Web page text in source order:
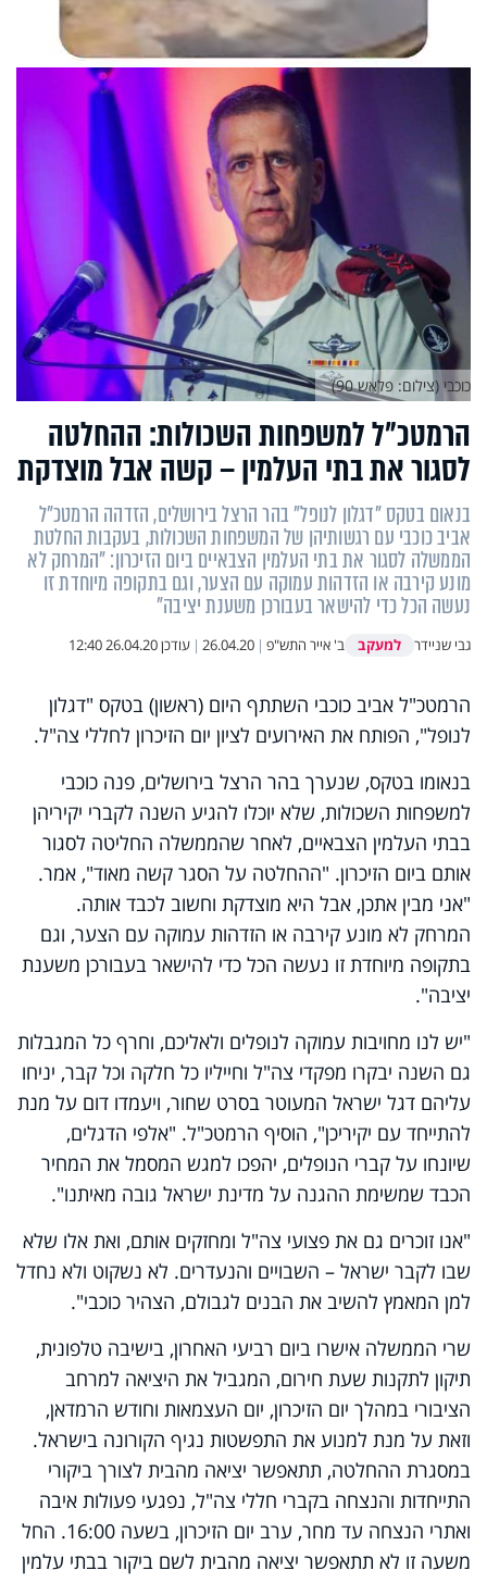
‏הרמטכ"ל למשפחות השכולות: ההחלטה
לסגור את בתי העלמין – קשה אבל מוצדקת
בנאום בטקס "דגלון לנופל" בהר הרצל בירושלים, הזדהה הרמטכ"ל
אביב כוכבי עם רגשותיהן של המשפחות השכולות, בעקבות החלטת
הממשלה לסגור את בתי העלמין הצבאיים ביום הזיכרון: "המרחק לא
מונע קירבה או הזדהות עמוקה עם הצער, וגם בתקופה מיוחדת זו
נעשה הכל כדי להישאר בעבורכן משענת יציבה"
גבי שניידר למעקב ב' אייר התש"פ |
26.04.20
| עודכן26.04.20 12:40
כוכבי (צילום: פלאש 90)
‏הרמטכ"ל אביב כוכבי השתתף היום (ראשון) בטקס "דגלון
לנופל", הפותח את האירועים לציון יום הזיכרון לחללי צה"ל.
בנאומו בטקס, שנערך בהר הרצל בירושלים, פנה כוכבי
למשפחות השכולות, שלא יוכלו להגיע השנה לקברי יקיריהן
בבתי העלמין הצבאיים, לאחר שהממשלה החליטה לסגור
אותם ביום הזיכרון. "ההחלטה על הסגר קשה מאוד", אמר.
"אני מבין אתכן, אבל היא מוצדקת וחשוב לכבד אותה.
המרחק לא מונע קירבה או הזדהות עמוקה עם הצער, וגם
בתקופה מיוחדת זו נעשה הכל כדי להישאר בעבורכן משענת
יציבה"
.
"יש לנו מחויבות עמוקה לנופלים ולאליכם, וחרף כל המגבלות
גם השנה יבקרו מפקדי צה"ל וחייליו כל חלקה וכל קבר, יניחו
עליהם דגל ישראל המעוטר בסרט שחור, ויעמדו דום על מנת
להתייחד עם יקיריכן", הוסיף הרמטכ"ל. "אלפי הדגלים,
שיונחו על קברי הנופלים, יהפכו למגש המסמל את המחיר
הכבד שמשימת ההגנה על מדינת ישראל גובה מאיתנו".
"אנו זוכרים גם את פצועי צה"ל ומחזקים אותם, ואת אלו שלא
שבו לקבר ישראל – השבויים והנעדרים. לא נשקוט ולא נחדל
למן המאמץ להשיב את הבנים לגבולם, הצהיר כוכבי".
שרי הממשלה אישרו ביום רביעי האחרון, בישיבה טלפונית,
תיקון לתקנות שעת חירום, המגביל את היציאה למרחב
הציבורי במהלך יום הזיכרון, יום העצמאות וחודש הרמדאן,
וזאת על מנת למנוע את התפשטות נגיף הקורונה בישראל.
במסגרת ההחלטה, תתאפשר יציאה מהבית לצורך ביקורי
התייחדות והנצחה בקברי חללי צה"ל, נפגעי פעולות איבה
ואתרי הנצחה עד מחר, ערב יום הזיכרון, בשעה 16:00. החל
משעה זו לא תתאפשר יציאה מהבית לשם ביקור בבתי עלמין